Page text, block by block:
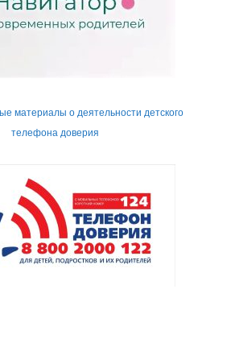
материалы о деятельности детского
телефона доверия